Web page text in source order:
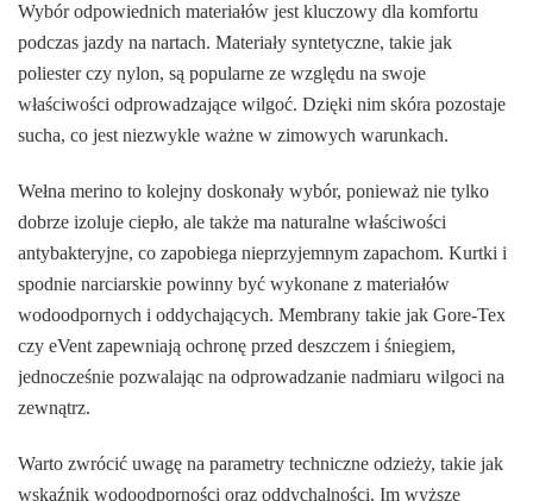
Wybór odpowiednich materiałów jest kluczowy dla komfortu
podczas jazdy na nartach. Materiały syntetyczne, takie jak
poliester czy nylon, są popularne ze względu na swoje
właściwości odprowadzające wilgoć. Dzięki nim skóra pozostaje
sucha, co jest niezwykle ważne w zimowych warunkach.
Wełna merino to kolejny doskonały wybór, ponieważ nie tylko
dobrze izoluje ciepło, ale także ma naturalne właściwości
antybakteryjne, co zapobiega nieprzyjemnym zapachom. Kurtki i
spodnie narciarskie powinny być wykonane z materiałów
wodoodpornych i oddychających. Membrany takie jak Gore-Tex
czy eVent zapewniają ochronę przed deszczem i śniegiem,
jednocześnie pozwalając na odprowadzanie nadmiaru wilgoci na
zewnątrz.
Warto zwrócić uwagę na parametry techniczne odzieży, takie jak
wskaźnik wodoodporności oraz oddychalności. Im wyższe